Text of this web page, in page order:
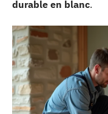
durable en blanc.